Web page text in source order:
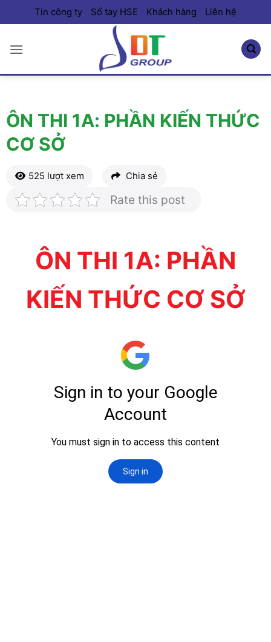
qua
dung
Tin công ty Sổ tay HSE Khách hàng Liên hệ
ÔN THI 1A: PHẦN KIẾN THỨC
CƠ SỞ
525 lượt xem Chia sẻ
Rate this post
ÔN THI 1A: PHẦN
KIẾN THỨC CƠ SỞ